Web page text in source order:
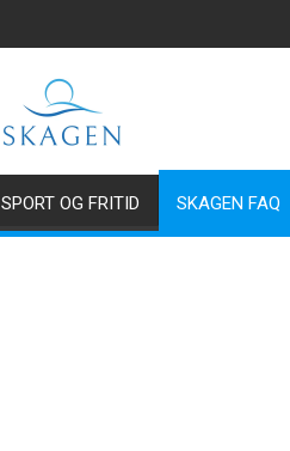
SPORT OG FRITID SKAGEN FAQ